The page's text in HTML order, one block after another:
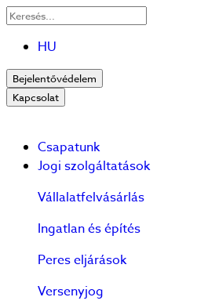
HU
Bejelentővédelem
Kapcsolat
Csapatunk
Jogi szolgáltatások
Vállalatfelvásárlás
Ingatlan és építés
Peres eljárások
Versenyjog